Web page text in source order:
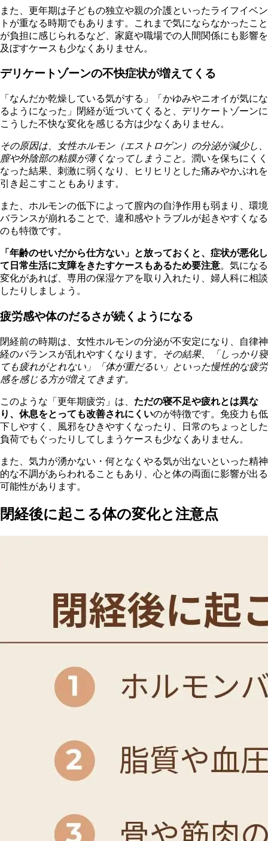
また、更年期は子どもの独立や親の介護といったライフイベン
トが重なる時期でもあります。これまで気にならなかったこと
が負担に感じられるなど、家庭や職場での人間関係にも影響を
及ぼすケースも少なくありません。
デリケートゾーンの不快症状が増えてくる
「なんだか乾燥している気がする」「かゆみやニオイが気にな
るようになった」閉経が近づいてくると、デリケートゾーンに
こうした不快な変化を感じる方は少なくありません。
その原因は、女性ホルモン（エストロゲン）の分泌が減少し、
膣や外陰部の粘膜が薄くなってしまうこと。 潤いを保ちにくく
なった結果、刺激に弱くなり、ヒリヒリとした痛みやかぶれを
引き起こすこともあります。
また、ホルモンの低下によって膣内の自浄作用も弱まり、環境
バランスが崩れることで、違和感やトラブルが起きやすくなる
のも特徴です。
「年齢のせいだから仕方ない」と放っておくと、症状が悪化し
て日常生活に支障をきたすケースもあるため要注意。気になる
変化があれば、専用の保湿ケアを取り入れたり、婦人科に相談
したりしましょう。
疲労感や体のだるさが続くようになる
閉経前の時期は、女性ホルモンの分泌が不安定になり、自律神
経のバランスが乱れやすくなります。
その結果、「しっかり寝
ても疲れがとれない」「体が重だるい」といった慢性的な疲労
感を感じる方が増えてきます。
このような「更年期疲労」は、 ただの寝不足や疲れとは異な
り、休息をとっても改善されにくいのが特徴です。免疫力も低
下しやすく、風邪をひきやすくなったり、日常のちょっとした
負荷でもぐったりしてしまうケースも少なくありません。
また、気力が湧かない・何となくやる気が出ないといった精神
的な不調があらわれることもあり、心と体の両面に影響が出る
可能性があります。
閉経後に起こる体の変化と注意点